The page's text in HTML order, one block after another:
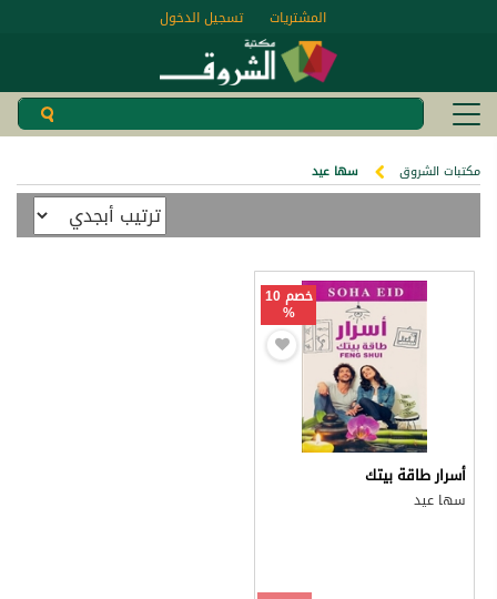
تسجيل الدخول المشتريات
مكتبات الشروق سها عيد
خصم 10
%
أسرار طاقة بيتك
سها عيد